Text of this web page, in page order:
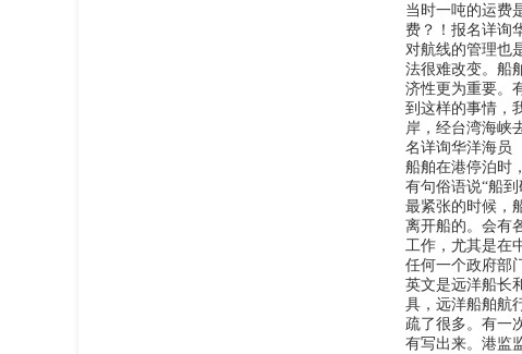
当时一吨的运费
费？！ 报名详询
对航线的管理也
法很难改变。船
济性更为重要。
到这样的事情，
岸，经台湾海峡
名详询华洋海员
船舶在港停泊时
有句俗语说“船
最紧张的时候，
离开船的。会有
工作，尤其是在
任何一个政府部
英文是远洋船长
具，远洋船舶航
疏了很多。有一
有写出来。港监